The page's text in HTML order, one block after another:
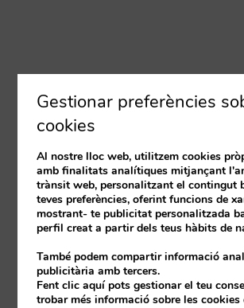
Gestionar preferències
cookies
Al nostre lloc web, utilitzem cookies
amb finalitats analítiques mitjançant
trànsit web, personalitzant el contingut
teves preferències, oferint funcions de
mostrant- te publicitat personalitzada
perfil creat a partir dels teus hàbits de
També podem compartir informació
publicitària amb tercers.
Fent clic aquí pots gestionar el teu
trobar més informació sobre les